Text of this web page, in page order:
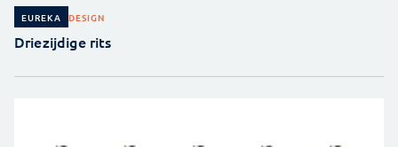
EUREKA DESIGN
Driezijdige rits